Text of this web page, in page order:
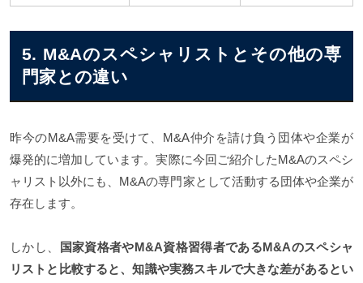
5. M&Aのスペシャリストとその他の専
門家との違い
昨今のM&A需要を受けて、M&A仲介を請け負う団体や企業が
爆発的に増加しています。実際に今回ご紹介したM&Aのスペシ
ャリスト以外にも、M&Aの専門家として活動する団体や企業が
存在します。
しかし、
国家資格者やM&A資格習得者であるM&Aのスペシャ
リストと比較すると、知識や実務スキルで大きな差があるとい